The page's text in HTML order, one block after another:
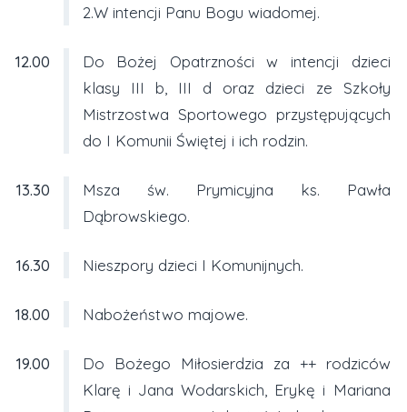
2.W intencji Panu Bogu wiadomej.
12.00
Do Bożej Opatrzności w intencji dzieci
klasy III b, III d oraz dzieci ze Szkoły
Mistrzostwa Sportowego przystępujących
do I Komunii Świętej i ich rodzin.
13.30
Msza św. Prymicyjna ks. Pawła
Dąbrowskiego.
16.30 Nieszpory dzieci I Komunijnych.
18.00 Nabożeństwo majowe.
19.00
Do Bożego Miłosierdzia za ++ rodziców
Klarę i Jana Wodarskich, Erykę i Mariana